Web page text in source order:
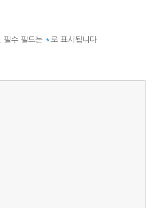
필수 필드는 *로 표시됩니다